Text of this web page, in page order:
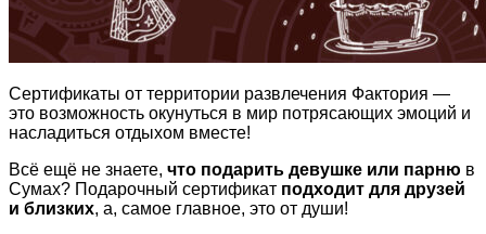
Сертификаты от территории развлечения Фактория —
это возможность окунуться в мир потрясающих эмоций и
насладиться отдыхом вместе!
Всё ещё не знаете, что подарить девушке или парню в
Сумах? Подарочный сертификат подходит для друзей
и близких, а, самое главное, это от души!